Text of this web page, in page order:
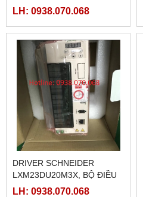
LH: 0938.070.068
DRIVER SCHNEIDER
LXM23DU20M3X, BỘ ĐIỀU
KHIỂN SERVO
LH: 0938.070.068